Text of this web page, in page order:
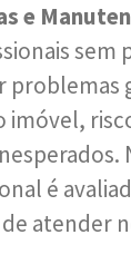
e
sem
problemas
imóvel,
é
atender